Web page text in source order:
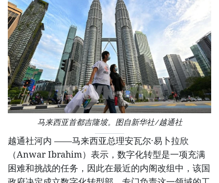
马来西亚首都吉隆坡。图自新华社/越通社
越通社河内 ——马来西亚总理安瓦尔·易卜拉欣
（Anwar Ibrahim）表示，数字化转型是一项充满
困难和挑战的任务，因此在最近的内阁改组中，该国